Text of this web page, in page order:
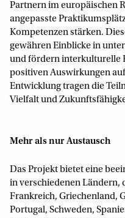
Partnern im europäischen
angepasste
Kompetenzen stärken.
gewähren Einblicke in
und fördern interkulturelle
positiven Auswirkungen
Entwicklung tragen die
Vielfalt und
Mehr als nur Austausch
Das Projekt bietet eine
in verschiedenen Ländern,
Frankreich, Griechenland,
Portugal, Schweden,